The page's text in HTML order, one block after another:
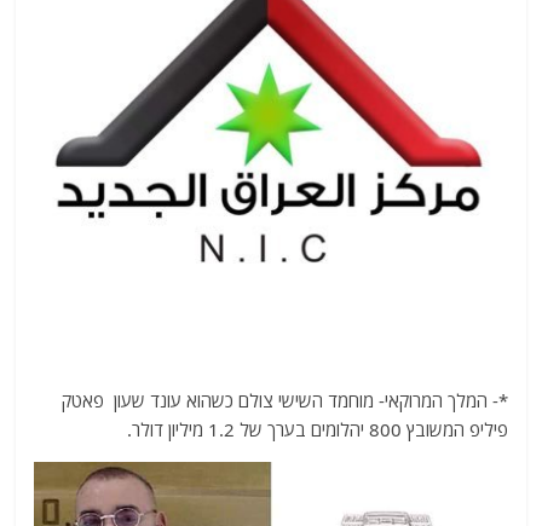
*- המלך המרוקאי- מוחמד השישי צולם כשהוא עונד שעון פאטק
פיליפ המשובץ 800 יהלומים בערך של 1.2 מיליון דולר.